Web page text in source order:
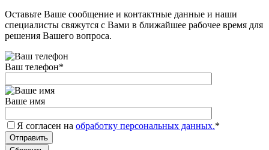
Оставьте Ваше сообщение и контактные данные и наши
специалисты свяжутся с Вами в ближайшее рабочее время для
решения Вашего вопроса.
Ваш телефон*
Ваше имя
Я согласен на обработку персональных данных.*